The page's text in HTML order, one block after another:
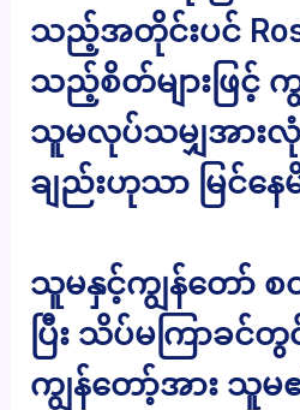
သည့်အတိုင်းပင်
သည့်စိတ်များဖြင့်
သူမလုပ်သမျှအား
ချည်းဟုသာ မြင်န
သူမနှင့်ကျွန်တော်
ပြီး သိပ်မကြာခ
ကျွန်တော့်အား သူမ